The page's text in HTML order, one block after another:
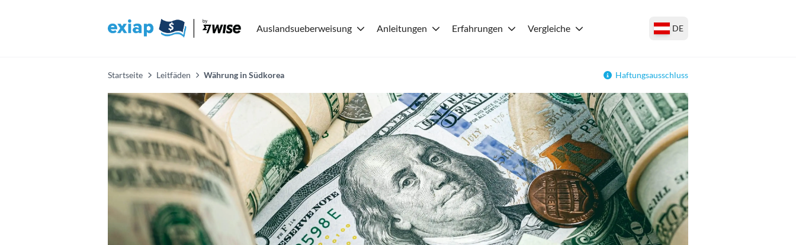
Auslandsueberweisung Anleitungen Erfahrungen Vergleiche DE
Startseite Leitfäden Währung in Südkorea Haftungsausschluss